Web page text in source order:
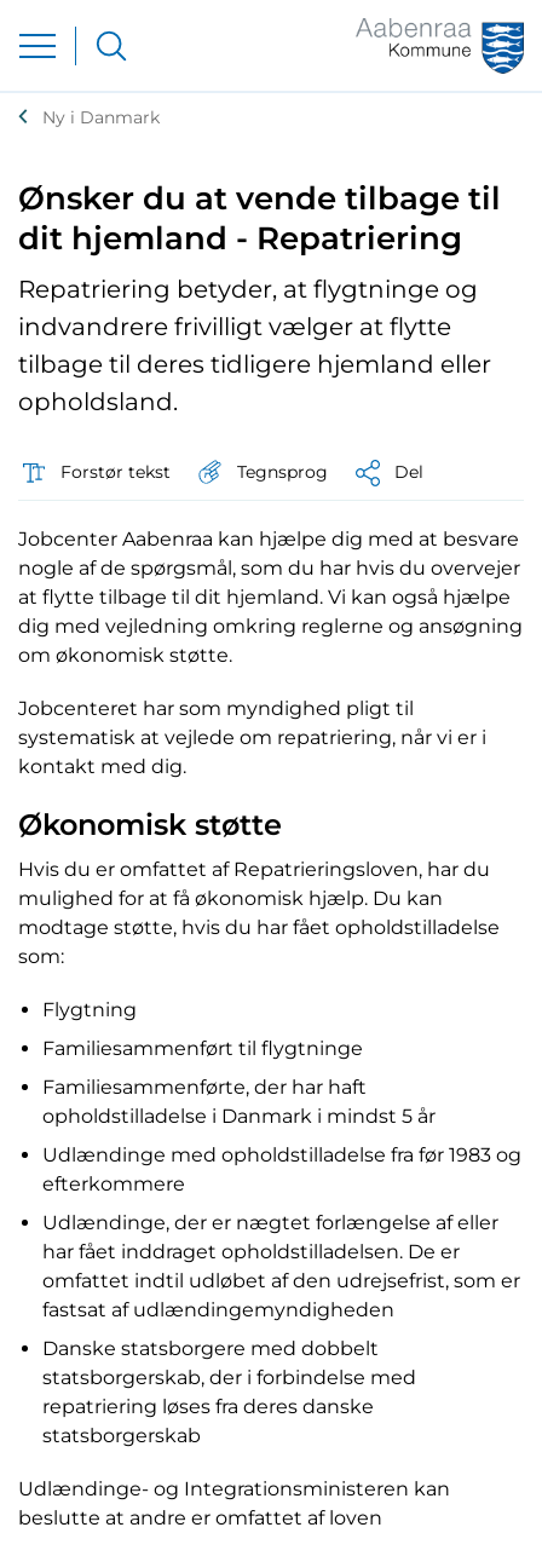
Ny i Danmark
Ønsker du at vende tilbage til
dit hjemland - Repatriering
Repatriering betyder, at flygtninge og
indvandrere frivilligt vælger at flytte
tilbage til deres tidligere hjemland eller
opholdsland.
Forstør tekst Tegnsprog Del
Jobcenter Aabenraa kan hjælpe dig med at besvare
nogle af de spørgsmål, som du har hvis du overvejer
at flytte tilbage til dit hjemland. Vi kan også hjælpe
dig med vejledning omkring reglerne og ansøgning
om økonomisk støtte.
Jobcenteret har som myndighed pligt til
systematisk at vejlede om repatriering, når vi er i
kontakt med dig.
Økonomisk støtte
Hvis du er omfattet af Repatrieringsloven, har du
mulighed for at få økonomisk hjælp. Du kan
modtage støtte, hvis du har fået opholdstilladelse
som:
Flygtning
Familiesammenført til flygtninge
Familiesammenførte, der har haft
opholdstilladelse i Danmark i mindst 5 år
Udlændinge med opholdstilladelse fra før 1983 og
efterkommere
Udlændinge, der er nægtet forlængelse af eller
har fået inddraget opholdstilladelsen. De er
omfattet indtil udløbet af den udrejsefrist, som er
fastsat af udlændingemyndigheden
Danske statsborgere med dobbelt
statsborgerskab, der i forbindelse med
repatriering løses fra deres danske
statsborgerskab
Udlændinge- og Integrationsministeren kan
beslutte at andre er omfattet af loven